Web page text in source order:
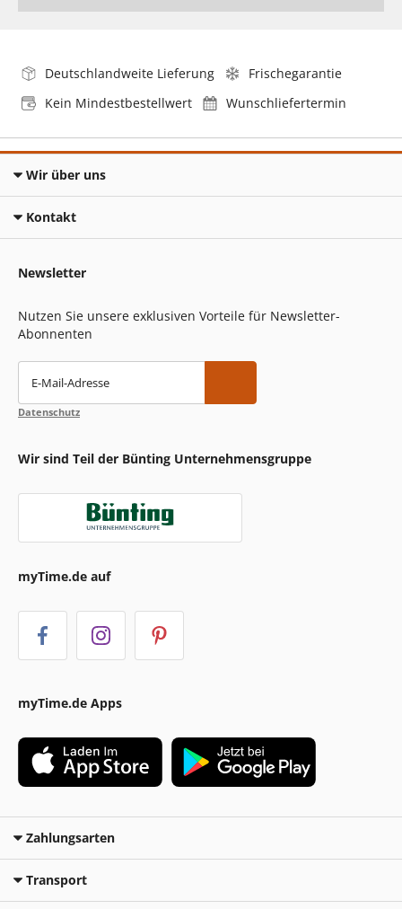
Deutschlandweite Lieferung
Frischegarantie
Kein Mindestbestellwert
Wunschliefertermin
Wir über uns
Kontakt
Newsletter
Nutzen Sie unsere exklusiven Vorteile für Newsletter-
Abonnenten
E-Mail-Adresse
Datenschutz
Wir sind Teil der Bünting Unternehmensgruppe
myTime.de auf
myTime.de Apps
Zahlungsarten
Transport